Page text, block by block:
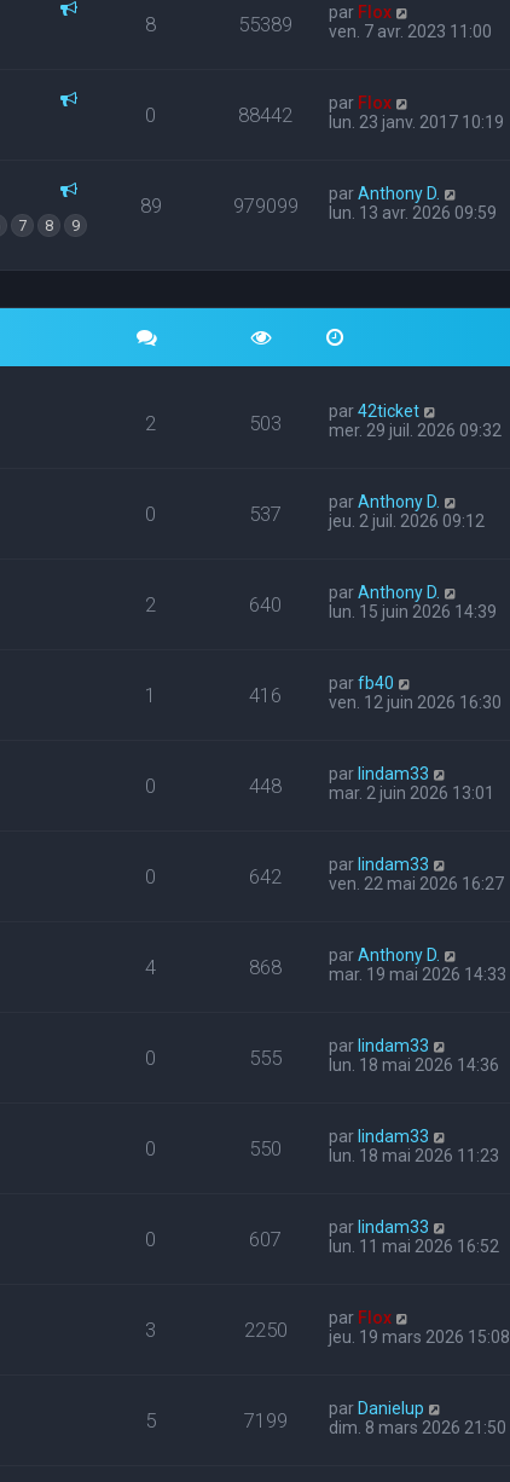
8 55389 par Flox
ven. 7 avr. 2023 11:00
0 88442 par Flox
lun. 23 janv. 2017 10:19
7 8 9
89 979099 parAnthony D.
lun. 13 avr. 2026 09:59
2 503 par42ticket
mer. 29 juil. 2026 09:32
0 537 parAnthony D.
jeu. 2 juil. 2026 09:12
2 640 parAnthony D.
lun. 15 juin 2026 14:39
1 416 parfb40
ven. 12 juin 2026 16:30
0 448 par lindam33
mar. 2 juin 2026 13:01
0 642 par lindam33
ven. 22 mai 2026 16:27
4 868 parAnthony D.
mar. 19 mai 2026 14:33
0 555 par lindam33
lun. 18 mai 2026 14:36
0 550 par lindam33
lun. 18 mai 2026 11:23
0 607 par lindam33
lun. 11 mai 2026 16:52
3 2250 par Flox
jeu. 19 mars 2026 15:08
5 7199 par Danielup
dim. 8 mars 2026 21:50